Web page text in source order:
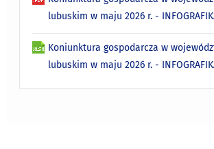
lubuskim w maju 2026 r. -
Koniunktura gospodarcza w
lubuskim w maju 2026 r. -